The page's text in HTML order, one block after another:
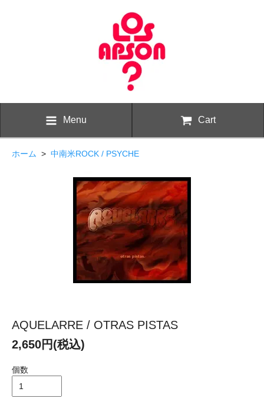
Menu Cart
ホーム > 中南米ROCK / PSYCHE
AQUELARRE / OTRAS PISTAS
2,650円(税込)
個数